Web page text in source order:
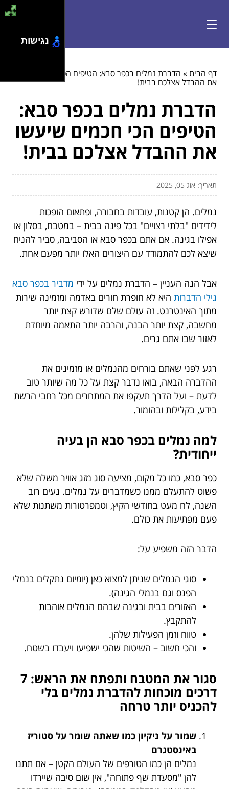
דף הבית» הדברת נמלים בכפר סבא: הטיפים הכי חכמים שיעשו
את ההבדל אצלכם בבית!
הדברת נמלים בכפר סבא:
הטיפים הכי חכמים שיעשו
את ההבדל אצלכם בבית!
תאריך: אוג 05, 2025
נמלים. הן קטנות, עובדות בחבורה, ופתאום הופכות
לידידים "בלתי רצויים" בכל פינה בבית – במטבח, בסלון או
אפילו בגינה. אם אתם בכפר סבא או הסביבה, סביר להניח
שיצא לכם להתמודד עם היצורים האלו יותר מפעם אחת.
אבל הנה העניין – הדברת נמלים על ידי מדביר בכפר סבא
גילי הדברות היא לא חופרת חורים באדמה ומזמינה שירות
מתוך האינטרנט. זה עולם שלם שדורש קצת יותר
מחשבה, קצת יותר הבנה, והרבה יותר התאמה מיוחדת
לאזור שבו אתם גרים.
רגע לפני שאתם בורחים מהנמלים או מזמינים את
ההדברה הבאה, בואו נדבר קצת על כל מה שיותר טוב
לדעת – ועל הדרך תעקפו את המתחרים מכל רחבי הרשת
בידע, בקלילות ובהומור.
למה נמלים בכפר סבא הן בעיה
ייחודית?
כפר סבא, כמו כל מקום, מציעה סוג מזג אוויר משלה שלא
פשוט להתעלם ממנו כשמדברים על נמלים. נעים רוב
השנה, לח מעט בחודשי הקיץ, וטמפרטורות משתנות שלא
פעם מפתיעות את כולם.
הדבר הזה משפיע על:
סוגי הנמלים שניתן למצוא כאן (יומיום נתקלים בנמלי
הפנס וגם בנמלי הגינה).
האזורים בבית ובגינה שבהם הנמלים אוהבות
להתקבץ.
טווח וזמן הפעילות שלהן.
והכי חשוב – השיטות שהכי ישפיעו ויעבדו בשטח.
סגור את המטבח ותפתח את הראש: 7
דרכים מוכחות להדברת נמלים בלי
להכניס יותר טרחה
שמור על ניקיון כמו שאתה שומר על סטוריז
באינסטגרם
נמלים הן כמו הטורפים של העולם הקטן – אם תתנו
להן "מסעדת שף פתוחה", אין שום סיבה שיירדו
נגישות